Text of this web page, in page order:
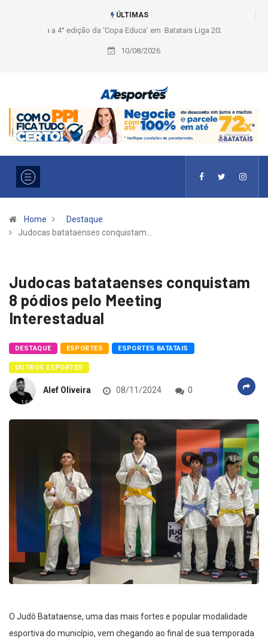
ÚLTIMAS
Liga 2026: Equipes rompem com a LABE na Série Ouro e entidade define
a 2° fase, times e formato
10/08/2026
Home
Destaque
Judocas batataenses conquistam…
Judocas batataenses conquistam
8 pódios pelo Meeting
Interestadual
DESTAQUE ESPORTES ESPORTES BATATAIS
OUTROS ESPORTES
Alef Oliveira 08/11/2024 0
O Judô Batataense, uma das mais fortes e popular modalidade
esportiva do município, vem chegando ao final de sua temporada